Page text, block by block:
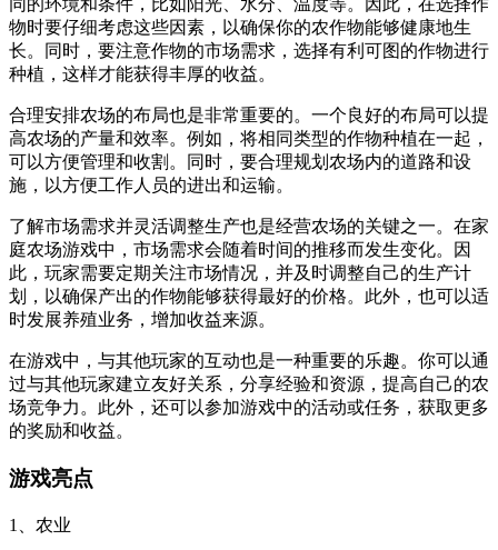
同的环境和条件，比如阳光、水分、温度等。因此，在选择作
物时要仔细考虑这些因素，以确保你的农作物能够健康地生
长。同时，要注意作物的市场需求，选择有利可图的作物进行
种植，这样才能获得丰厚的收益。
合理安排农场的布局也是非常重要的。一个良好的布局可以提
高农场的产量和效率。例如，将相同类型的作物种植在一起，
可以方便管理和收割。同时，要合理规划农场内的道路和设
施，以方便工作人员的进出和运输。
了解市场需求并灵活调整生产也是经营农场的关键之一。在家
庭农场游戏中，市场需求会随着时间的推移而发生变化。因
此，玩家需要定期关注市场情况，并及时调整自己的生产计
划，以确保产出的作物能够获得最好的价格。此外，也可以适
时发展养殖业务，增加收益来源。
在游戏中，与其他玩家的互动也是一种重要的乐趣。你可以通
过与其他玩家建立友好关系，分享经验和资源，提高自己的农
场竞争力。此外，还可以参加游戏中的活动或任务，获取更多
的奖励和收益。
游戏亮点
1、农业